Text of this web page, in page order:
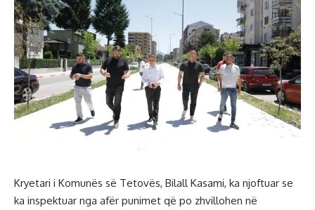
Kryetari i Komunës së Tetovës, Bilall Kasami, ka njoftuar se
ka inspektuar nga afër punimet që po zhvillohen në